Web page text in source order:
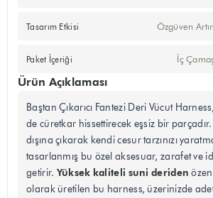
Tasarım Etkisi Özgüven
Paket İçeriği İç
Ürün Açıklaması
Baştan Çıkarıcı Fantezi Deri Vücut
de cüretkar hissettirecek eşsiz bir
dışına çıkarak kendi cesur tarzınızı
tasarlanmış bu özel aksesuar, zarafet ve
getirir. Yüksek kaliteli suni deriden
olarak üretilen bu harness, üzerinizde